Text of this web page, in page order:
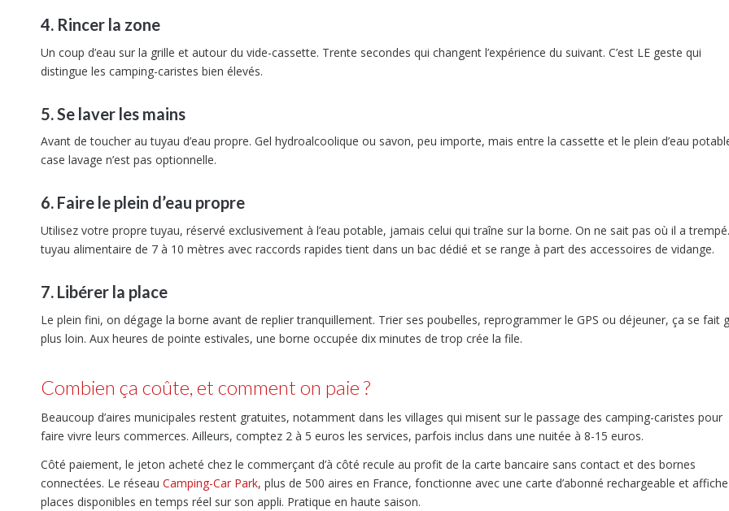
4. Rincer la zone
Un coup d’eau sur la grille et autour du vide-cassette. Trente secondes qui changent l’expérience du suivant. C’est LE geste qui
distingue les camping-caristes bien élevés.
5. Se laver les mains
Avant de toucher au tuyau d’eau propre. Gel hydroalcoolique ou savon, peu importe, mais entre la cassette et le plein d’eau
case lavage n’est pas optionnelle.
6. Faire le plein d’eau propre
Utilisez votre propre tuyau, réservé exclusivement à l’eau potable, jamais celui qui traîne sur la borne. On ne sait pas où il a
tuyau alimentaire de 7 à 10 mètres avec raccords rapides tient dans un bac dédié et se range à part des accessoires de vidange.
7. Libérer la place
Le plein fini, on dégage la borne avant de replier tranquillement. Trier ses poubelles, reprogrammer le GPS ou déjeuner, ça se fait
plus loin. Aux heures de pointe estivales, une borne occupée dix minutes de trop crée la file.
Combien ça coûte, et comment on paie ?
Beaucoup d’aires municipales restent gratuites, notamment dans les villages qui misent sur le passage des camping-caristes pour
faire vivre leurs commerces. Ailleurs, comptez 2 à 5 euros les services, parfois inclus dans une nuitée à 8-15 euros.
Côté paiement, le jeton acheté chez le commerçant d’à côté recule au profit de la carte bancaire sans contact et des bornes
connectées. Le réseau Camping-Car Park, plus de 500 aires en France, fonctionne avec une carte d’abonné rechargeable et
places disponibles en temps réel sur son appli. Pratique en haute saison.